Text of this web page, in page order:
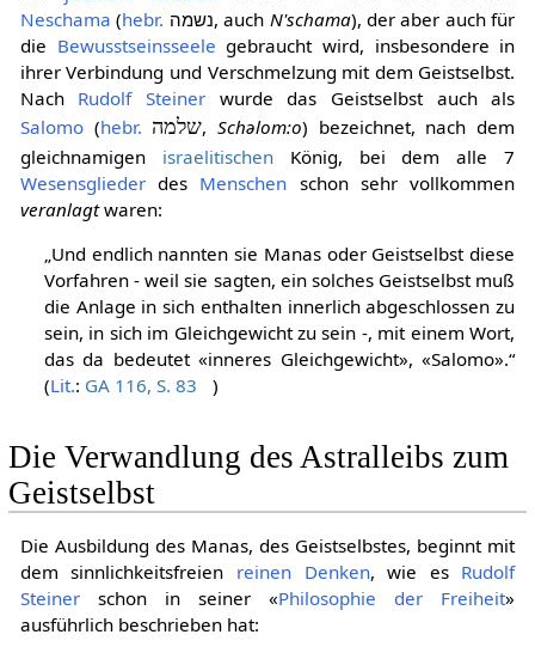
Diejüdische Kabbala kennt es unter dem Namen
Neschama(hebr. שמה‎נ, auchN'schama), der aber auch für
dieBewusstseinsseelegebraucht wird, insbesondere in
ihrer Verbindung und Verschmelzung mit dem Geistselbst.
NachRudolf Steiner wurde das Geistselbst auch als
Salomo(hebr. שלמה,Schəlom:o) bezeichnet, nach dem
gleichnamigenisraelitischenKönig, bei dem alle 7
Wesensgliederdes
„Und endlich nannten sie Manas oder Geistselbst diese
Vorfahren - weil sie sagten, ein solches Geistselbst muß
die Anlage in sich enthalten innerlich abgeschlossen zu
sein, in sich im Gleichgewicht zu sein -, mit einem Wort,
das da bedeutet «inneres Gleichgewicht», «Salomo».“
Die Verwandlung des Astralleibs zum
Geistselbst
Die Ausbildung des Manas, des Geistselbstes, beginnt mit
dem sinnlichkeitsfreienreinen Denken, wie esRudolf
Steinerschon in seiner «